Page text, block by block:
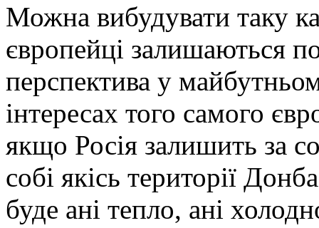
Можна вибудувати таку
європейці залишаються
перспектива у
інтересах того самого
якщо Росія залишить за
собі якісь території
буде ані тепло, ані